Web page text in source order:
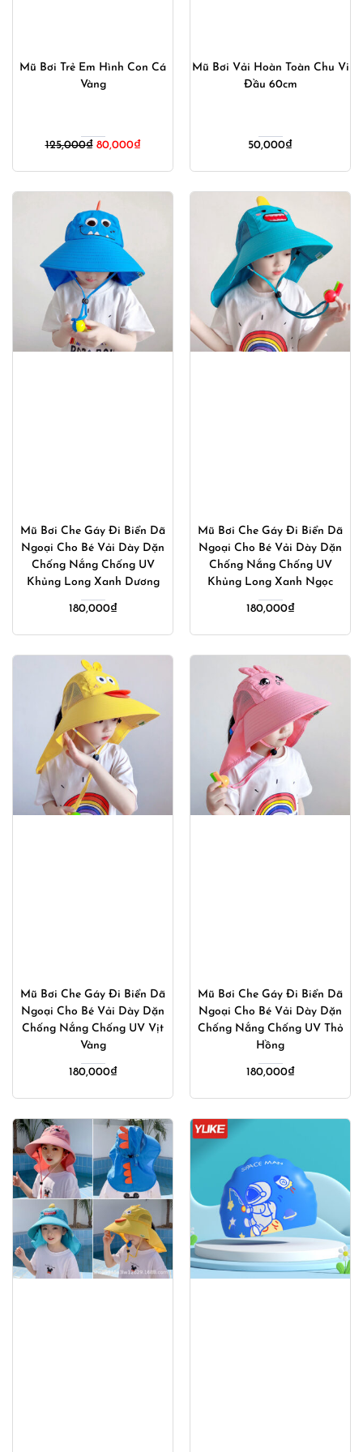
Mũ Bơi Trẻ Em Hình Con Cá
Vàng
125,000₫ Giá
80,000₫Giá
Mũ Bơi Vải Hoàn Toàn Chu Vi
Đầu 60cm
50,000₫
Mũ Bơi Che Gáy Đi Biển Dã
Ngoại Cho Bé Vải Dày Dặn
Chống Nắng Chống UV
Khủng Long Xanh Dương
180,000₫
Mũ Bơi Che Gáy Đi Biển Dã
Ngoại Cho Bé Vải Dày Dặn
Chống Nắng Chống UV
Khủng Long Xanh Ngọc
180,000₫
Mũ Bơi Che Gáy Đi Biển Dã
Ngoại Cho Bé Vải Dày Dặn
Chống Nắng Chống UV Vịt
Vàng
180,000₫
Mũ Bơi Che Gáy Đi Biển Dã
Ngoại Cho Bé Vải Dày Dặn
Chống Nắng Chống UV Thỏ
Hồng
180,000₫